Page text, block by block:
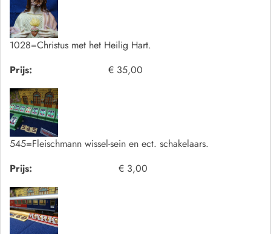
1028=Christus met het Heilig Hart.
Prijs:
€ 35,00
545=Fleischmann wissel-sein en ect. schakelaars.
Prijs:
€ 3,00